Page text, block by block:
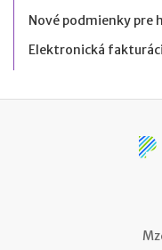
Nové podmienky pre
Elektronická